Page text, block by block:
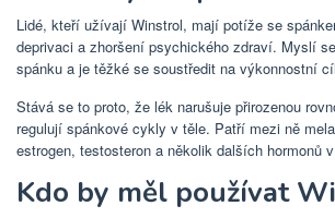
Lidé, kteří užívají Winstrol, mají potíže se
deprivaci a zhoršení psychického zdraví. Myslí
spánku a je těžké se soustředit na výkonnostní
Stává se to proto, že lék narušuje přirozenou
regulují spánkové cykly v těle. Patří mezi ně
estrogen, testosteron a několik dalších hormonů
Kdo by měl používat